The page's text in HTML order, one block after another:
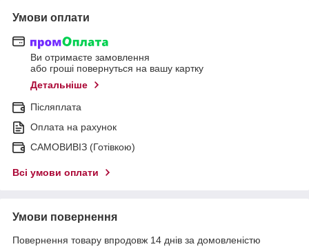
Умови оплати
Ви отримаєте замовлення
або гроші повернуться на вашу картку
Детальніше
Післяплата
Оплата на рахунок
САМОВИВІЗ (Готівкою)
Всі умови оплати
Умови повернення
Повернення товару впродовж 14 днів за домовленістю